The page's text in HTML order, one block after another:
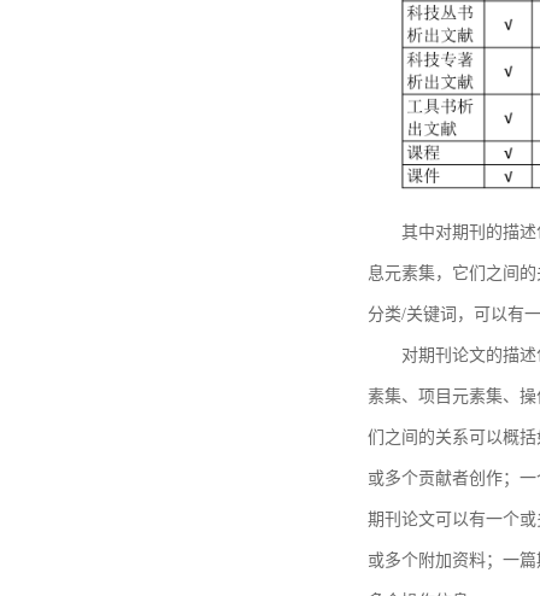
其中对期刊的描
息元素集，它们之间
分类/关键词，可以有
对期刊论文的描
素集、项目元素集、
们之间的关系可以概
或多个贡献者创作；
期刊论文可以有一个
或多个附加资料；一